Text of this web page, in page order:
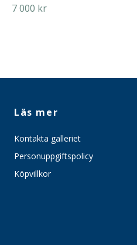
7 000 kr
Läs mer
Kontakta galleriet
Personuppgiftspolicy
Köpvillkor